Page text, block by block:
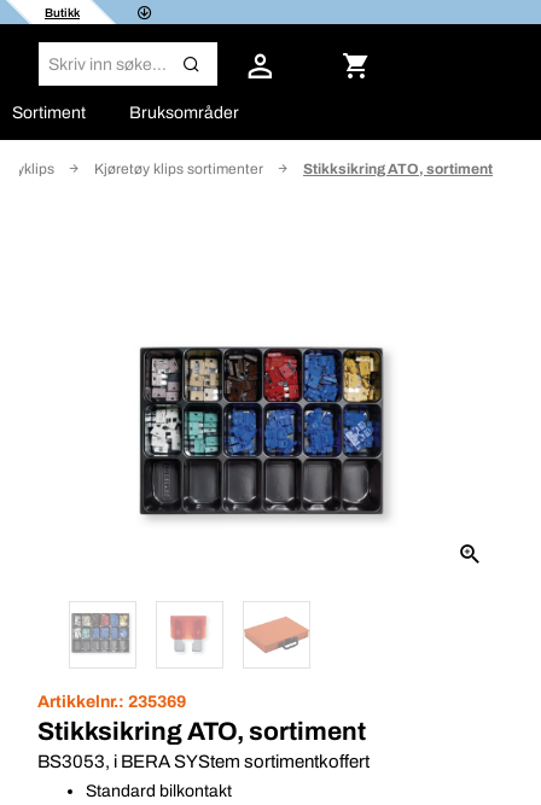
Butikk
Sortiment Bruksområder
Kjøretøy klips sortimenter Stikksikring ATO, sortiment
Artikkelnr.: 235369
Stikksikring ATO, sortiment
BS3053, i BERA SYStem sortimentkoffert
Standard bilkontakt